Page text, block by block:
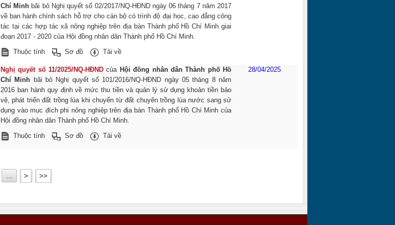
Chí Minh bãi bỏ Nghị quyết số 02/2017/NQ-HĐND ngày 06 tháng 7 năm 2017
về ban hành chính sách hỗ trợ cho cán bộ có trình độ đại học, cao đẳng công
tác tại các hợp tác xã nông nghiệp trên địa bàn Thành phố Hồ Chí Minh giai
đoạn 2017 - 2020 của Hội đồng nhân dân Thành phố Hồ Chí Minh.
Thuộc tính
Sơ đồ Tải về
Nghị quyết số 11/2025/NQ-HĐND của Hội đồng nhân dân Thành phố Hồ
Chí Minh bãi bỏ Nghị quyết số 101/2016/NQ-HĐND ngày 05 tháng 8 năm
2016 ban hành quy định về mức thu tiền và quản lý sử dụng khoản tiền bảo
vệ, phát triển đất trồng lúa khi chuyển từ đất chuyên trồng lúa nước sang sử
dụng vào mục đích phi nông nghiệp trên địa bàn Thành phố Hồ Chí Minh của
Hội đồng nhân dân Thành phố Hồ Chí Minh.
Thuộc tính
Sơ đồ Tải về
28/04/2025
> >>